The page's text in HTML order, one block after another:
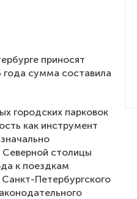
приносят
сумма составила
городских парковок
как инструмент
Северной столицы
к поездкам
Петербургского